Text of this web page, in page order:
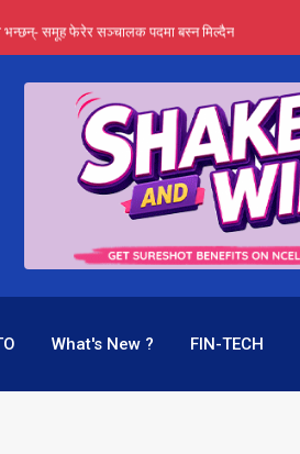
भन्छन्- समूह फेरेर सञ्चालक पदमा बस्न मिल्दैन
पदमा दुई थरि तलब, वर्षमै ९२ हजार घाटा !
प्रतिशत लाभांश दिने क्षमता
बनेर निरन्तर, राष्ट्र बैंक किन मौन ?
What's New ? FIN-TECH